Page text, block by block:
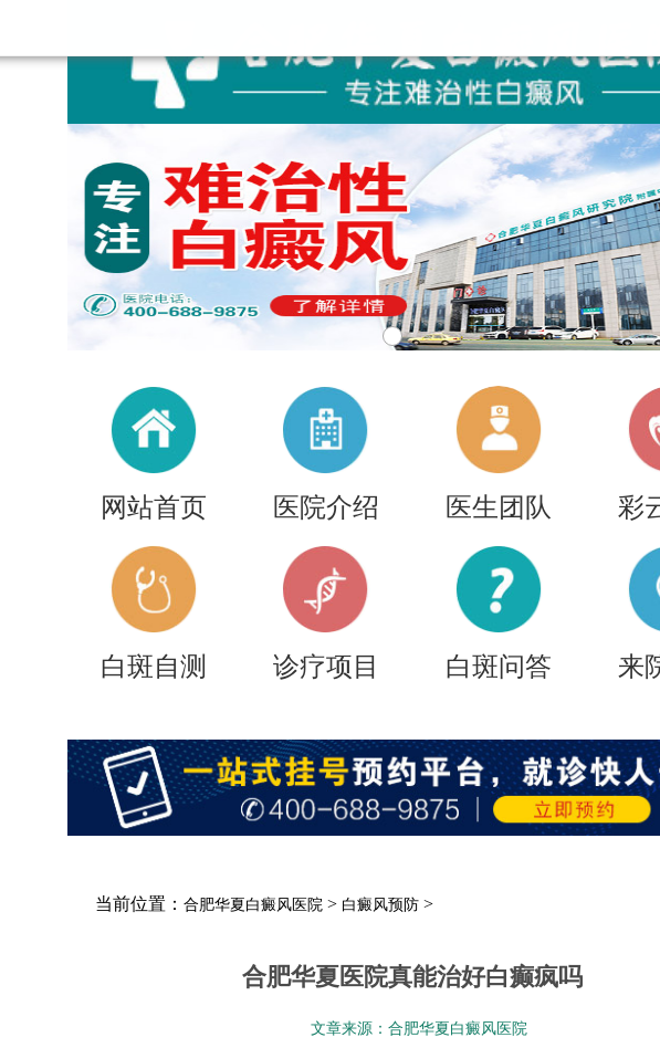
网站首页 医院介绍 医生团队 彩
白斑自测 诊疗项目 白斑问答 来
当前位置： 合肥华夏白癜风医院 > 白癜风预防>
合肥华夏医院真能治好白癫疯吗
文章来源：合肥华夏白癜风医院